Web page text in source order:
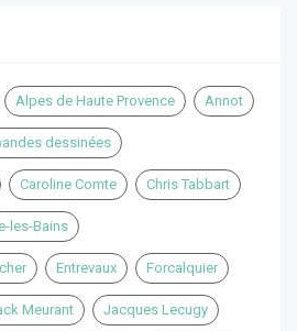
Alpes de Haute Provence Annot
dessinées
Caroline Comte Chris Tabbart
les-Bains
Entrevaux Forcalquier
Meurant Jacques Lecugy